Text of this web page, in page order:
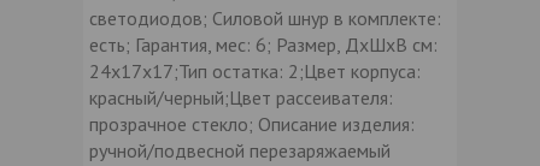
светодиодов; Силовой шнур в комплекте:
есть; Гарантия, мес: 6; Размер, ДхШхВ см:
24х17х17;Тип остатка: 2;Цвет корпуса:
красный/черный;Цвет рассеивателя:
прозрачное стекло; Описание изделия:
ручной/подвесной перезаряжаемый